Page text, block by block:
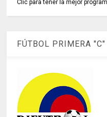
Clic para tener la mejor
FÚTBOL PRIMERA "C"